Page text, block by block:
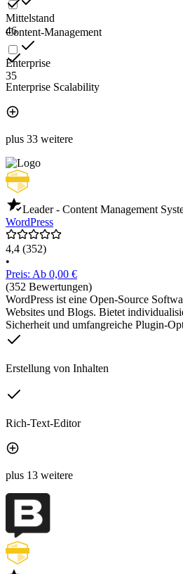
Mittelstand
46
Enterprise
35
Content-Management
Enterprise Scalability
plus 33 weitere
Leader - Content Management
WordPress
4,4 (352)
•
Preis: Ab 0,00 €
(352 Bewertungen)
WordPress ist eine Open-Source
Websites und Blogs. Bietet
Sicherheit und umfangreiche Plugin-
Erstellung von Inhalten
Rich-Text-Editor
plus 13 weitere